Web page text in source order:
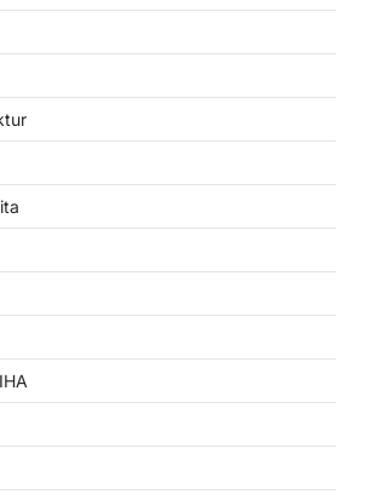
Menjadi 13 Ekor, Bukti Nyata
Umat
admin October 29, 2025
masyarakat, Nurul Huda, M.Pd.I,
PENGABDIAN SEMINAR
Muwafiqus Shobri Dosen
STAI Hasan Jufri, Paparkan
Koordinator ICP